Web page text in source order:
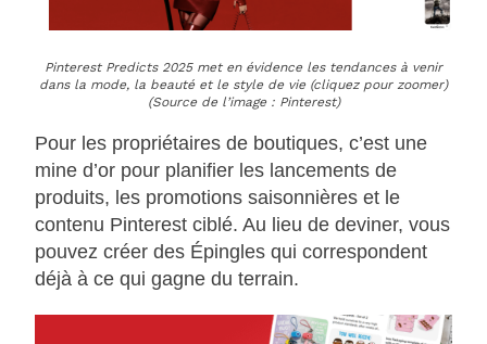
Pinterest Predicts 2025 met en évidence les tendances à venir
dans la mode, la beauté et le style de vie (cliquez pour zoomer)
(Source de l’image : Pinterest)
Pour les propriétaires de boutiques, c’est une
mine d’or pour planifier les lancements de
produits, les promotions saisonnières et le
contenu Pinterest ciblé. Au lieu de deviner, vous
pouvez créer des Épingles qui correspondent
déjà à ce qui gagne du terrain.